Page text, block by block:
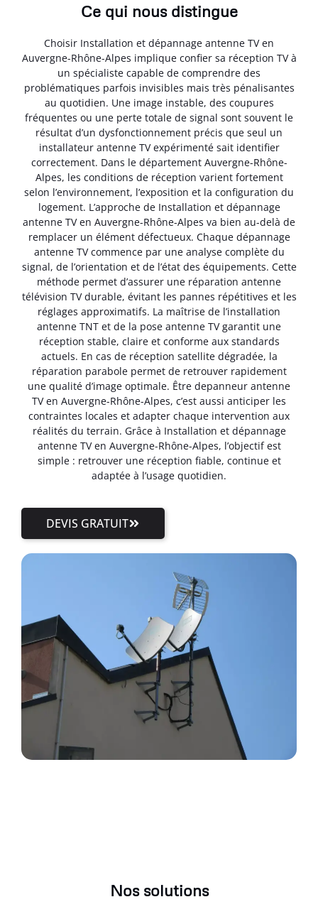
Ce qui nous distingue
Choisir Installation et dépannage antenne TV en
Auvergne-Rhône-Alpes implique confier sa réception TV à
un spécialiste capable de comprendre des
problématiques parfois invisibles mais très pénalisantes
au quotidien. Une image instable, des coupures
fréquentes ou une perte totale de signal sont souvent le
résultat d’un dysfonctionnement précis que seul un
installateur antenne TV expérimenté sait identifier
correctement. Dans le département Auvergne-Rhône-
Alpes, les conditions de réception varient fortement
selon l’environnement, l’exposition et la configuration du
logement. L’approche de Installation et dépannage
antenne TV en Auvergne-Rhône-Alpes va bien au-delà de
remplacer un élément défectueux. Chaque dépannage
antenne TV commence par une analyse complète du
signal, de l’orientation et de l’état des équipements. Cette
méthode permet d’assurer une réparation antenne
télévision TV durable, évitant les pannes répétitives et les
réglages approximatifs. La maîtrise de l’installation
antenne TNT et de la pose antenne TV garantit une
réception stable, claire et conforme aux standards
actuels. En cas de réception satellite dégradée, la
réparation parabole permet de retrouver rapidement
une qualité d’image optimale. Être depanneur antenne
TV en Auvergne-Rhône-Alpes, c’est aussi anticiper les
contraintes locales et adapter chaque intervention aux
réalités du terrain. Grâce à Installation et dépannage
antenne TV en Auvergne-Rhône-Alpes, l’objectif est
simple : retrouver une réception fiable, continue et
adaptée à l’usage quotidien.
DEVIS GRATUIT
Nos solutions